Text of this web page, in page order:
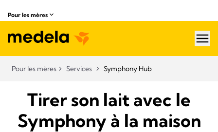
Pour les mères
Pour les mères Services Symphony Hub
Tirer son lait avec le
Symphony à la maison